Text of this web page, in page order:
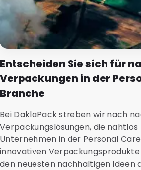
Entscheiden Sie sich für
Verpackungen in der
Branche
Bei DaklaPack streben wir nach
Verpackungslösungen, die nahtlos
Unternehmen in der Personal
innovativen
den neuesten nachhaltigen Ideen